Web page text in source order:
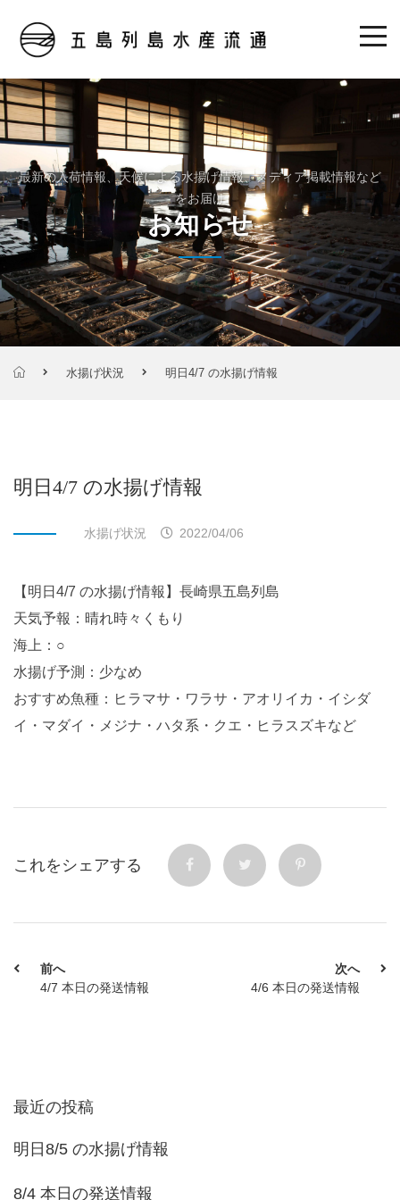
最新の入荷情報、天候による水揚げ情報、メディア掲載情報など
をお届け
お知らせ
水揚げ状況 明日4/7 の水揚げ情報
明日4/7 の水揚げ情報
水揚げ状況 2022/04/06
【明日4/7 の水揚げ情報】長崎県五島列島
天気予報：晴れ時々くもり
海上：○
水揚げ予測：少なめ
おすすめ魚種：ヒラマサ・ワラサ・アオリイカ・イシダ
イ・マダイ・メジナ・ハタ系・クエ・ヒラスズキなど
これをシェアする
前へ
4/7 本日の発送情報
次へ
4/6 本日の発送情報
最近の投稿
明日8/5 の水揚げ情報
8/4 本日の発送情報